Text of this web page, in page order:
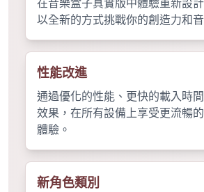
在音樂盒子真實版中體驗重新設
以全新的方式挑戰你的創造力和
性能改進
通過優化的性能、更快的載入時
效果，在所有設備上享受更流暢
體驗。
新角色類別